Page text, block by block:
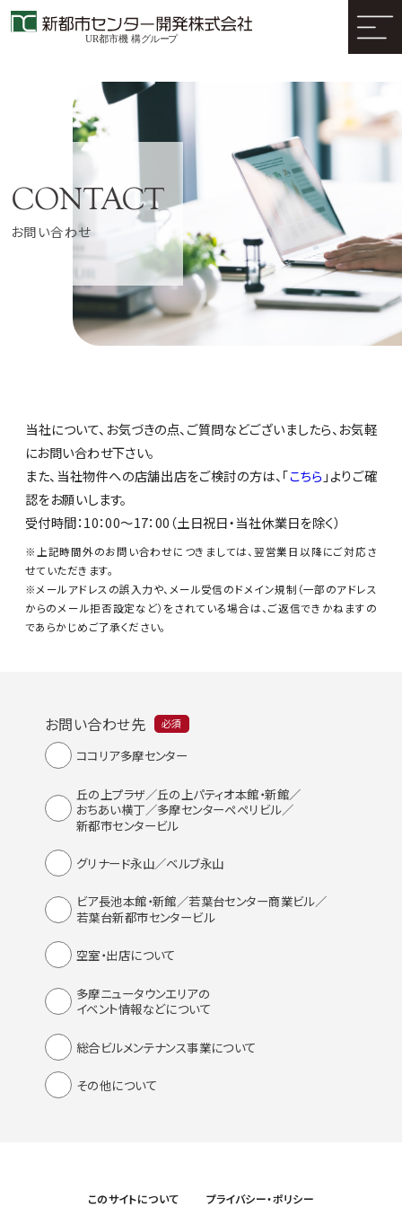
お問い合わせ
当社について、お気づきの点、ご質問などございましたら、お気軽
にお問い合わせ下さい。
また、当社物件への店舗出店をご検討の方は、「こちら 」よりご確
認をお願いします。
受付時間：10：00～17：00（土日祝日・当社休業日を除く）
※上記時間外のお問い合わせにつきましては、翌営業日以降にご対応さ
せていただきます。
※メールアドレスの誤入力や、メール受信のドメイン規制（一部のアドレス
からのメール拒否設定など）をされている場合は、ご返信できかねますの
であらかじめご了承ください。
お問い合わせ先 必須
ココリア多摩センター
丘の上プラザ／丘の上パティオ本館・新館／
おちあい横丁／多摩センターペペリビル／
新都市センタービル
グリナード永山／ベルブ永山
ビア長池本館・新館／若葉台センター商業ビル／
若葉台新都市センタービル
空室・出店について
多摩ニュータウンエリアの
イベント情報などについて
総合ビルメンテナンス事業について
その他について
このサイトについて プライバシー・ポリシー